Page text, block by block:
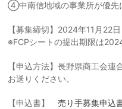
④中南信地域の事業所が優先
【募集締切】2024年11月22日
※FCPシートの提出期限は
【申込方法】長野県商工会
お送りください。
【申込書】売り手募集申込